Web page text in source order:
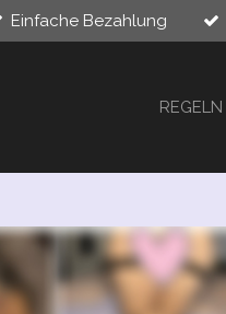
Einfache Bezahlung
REGELN